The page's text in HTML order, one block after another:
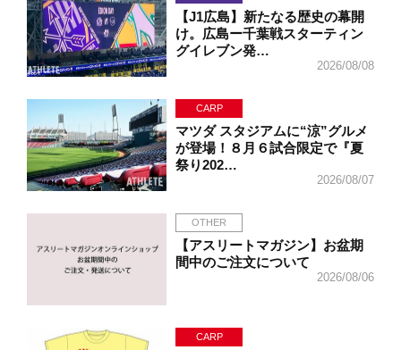
【J1広島】新たなる歴史の幕開
け。広島ー千葉戦スターティン
グイレブン発…
2026/08/08
CARP
マツダ スタジアムに“涼”グルメ
が登場！８月６試合限定で『夏
祭り202…
2026/08/07
OTHER
【アスリートマガジン】お盆期
間中のご注文について
2026/08/06
CARP